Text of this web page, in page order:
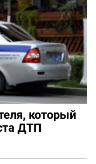
который
ДТП